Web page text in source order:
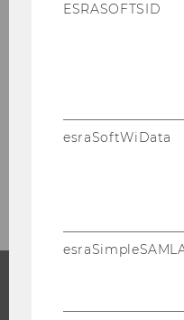
STUDIUM
ESRASOFTSID
esraSoftWiData